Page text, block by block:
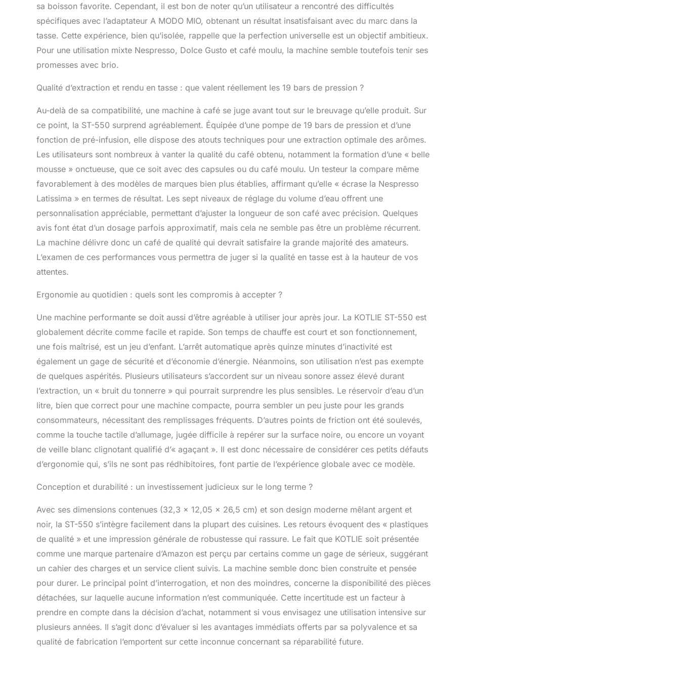
sa boisson favorite. Cependant, il est bon de noter qu’un utilisateur a rencontré des difficultés
spécifiques avec l’adaptateur A MODO MIO, obtenant un résultat insatisfaisant avec du marc dans la
tasse. Cette expérience, bien qu’isolée, rappelle que la perfection universelle est un objectif ambitieux.
Pour une utilisation mixte Nespresso, Dolce Gusto et café moulu, la machine semble toutefois tenir ses
promesses avec brio.
Qualité d’extraction et rendu en tasse : que valent réellement les 19 bars de pression ?
Au-delà de sa compatibilité, une machine à café se juge avant tout sur le breuvage qu’elle produit. Sur
ce point, la ST-550 surprend agréablement. Équipée d’une pompe de 19 bars de pression et d’une
fonction de pré-infusion, elle dispose des atouts techniques pour une extraction optimale des arômes.
Les utilisateurs sont nombreux à vanter la qualité du café obtenu, notamment la formation d’une « belle
mousse » onctueuse, que ce soit avec des capsules ou du café moulu. Un testeur la compare même
favorablement à des modèles de marques bien plus établies, affirmant qu’elle « écrase la Nespresso
Latissima » en termes de résultat. Les sept niveaux de réglage du volume d’eau offrent une
personnalisation appréciable, permettant d’ajuster la longueur de son café avec précision. Quelques
avis font état d’un dosage parfois approximatif, mais cela ne semble pas être un problème récurrent.
La machine délivre donc un café de qualité qui devrait satisfaire la grande majorité des amateurs.
L’examen de ces performances vous permettra de juger si la qualité en tasse est à la hauteur de vos
attentes.
Ergonomie au quotidien : quels sont les compromis à accepter ?
Une machine performante se doit aussi d’être agréable à utiliser jour après jour. La KOTLIE ST-550 est
globalement décrite comme facile et rapide. Son temps de chauffe est court et son fonctionnement,
une fois maîtrisé, est un jeu d’enfant. L’arrêt automatique après quinze minutes d’inactivité est
également un gage de sécurité et d’économie d’énergie. Néanmoins, son utilisation n’est pas exempte
de quelques aspérités. Plusieurs utilisateurs s’accordent sur un niveau sonore assez élevé durant
l’extraction, un « bruit du tonnerre » qui pourrait surprendre les plus sensibles. Le réservoir d’eau d’un
litre, bien que correct pour une machine compacte, pourra sembler un peu juste pour les grands
consommateurs, nécessitant des remplissages fréquents. D’autres points de friction ont été soulevés,
comme la touche tactile d’allumage, jugée difficile à repérer sur la surface noire, ou encore un voyant
de veille blanc clignotant qualifié d’« agaçant ». Il est donc nécessaire de considérer ces petits défauts
d’ergonomie qui, s’ils ne sont pas rédhibitoires, font partie de l’expérience globale avec ce modèle.
Conception et durabilité : un investissement judicieux sur le long terme ?
Avec ses dimensions contenues (32,3 x 12,05 x 26,5 cm) et son design moderne mêlant argent et
noir, la ST-550 s’intègre facilement dans la plupart des cuisines. Les retours évoquent des « plastiques
de qualité » et une impression générale de robustesse qui rassure. Le fait que KOTLIE soit présentée
comme une marque partenaire d’Amazon est perçu par certains comme un gage de sérieux, suggérant
un cahier des charges et un service client suivis. La machine semble donc bien construite et pensée
pour durer. Le principal point d’interrogation, et non des moindres, concerne la disponibilité des pièces
détachées, sur laquelle aucune information n’est communiquée. Cette incertitude est un facteur à
prendre en compte dans la décision d’achat, notamment si vous envisagez une utilisation intensive sur
plusieurs années. Il s’agit donc d’évaluer si les avantages immédiats offerts par sa polyvalence et sa
qualité de fabrication l’emportent sur cette inconnue concernant sa réparabilité future.